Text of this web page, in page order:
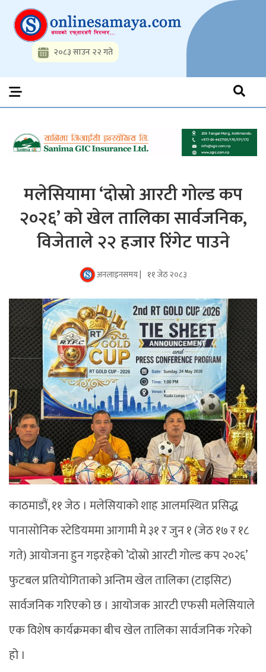
content
Onlinesamaya.com
Nepal News Portal, Business, Hot News, Interview, Opinions,
Politics, Science, Technology, Social, Media, Sports, Youth, Model
Watch, Movies
२०८३ साउन २२ गते
मलेसियामा ‘दोस्रो आरटी गोल्ड कप
२०२६’ को खेल तालिका सार्वजनिक,
विजेताले २२ हजार रिंगेट पाउने
अनलाइनसमय | ११ जेठ २०८३
काठमाडौं, ११ जेठ । मलेसियाको शाह आलमस्थित प्रसिद्ध
पानासोनिक स्टेडियममा आगामी मे ३१ र जुन १ (जेठ १७ र १८
गते) आयोजना हुन गइरहेको ’दोस्रो आरटी गोल्ड कप २०२६’
फुटबल प्रतियोगिताको अन्तिम खेल तालिका (टाइसिट)
सार्वजनिक गरिएको छ । आयोजक आरटी एफसी मलेसियाले
एक विशेष कार्यक्रमका बीच खेल तालिका सार्वजनिक गरेको
हो ।